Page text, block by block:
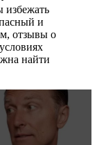
избежать
и
отзывы о
найти